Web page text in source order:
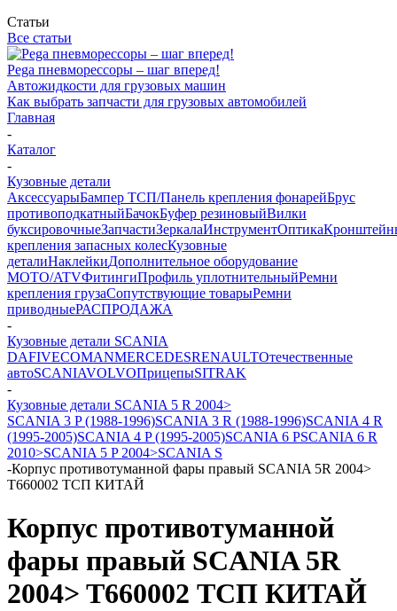
Статьи
Все статьи
Pega пневморессоры – шаг вперед!
Автожидкости для грузовых машин
Как выбрать запчасти для грузовых автомобилей
Главная
-
Каталог
-
Кузовные детали
АксессуарыБампер ТСП/Панель крепления фонарейБрус
противоподкатныйБачокБуфер резиновыйВилки
буксировочныеЗапчастиЗеркалаИнструментОптика
крепления запасных колесКузовные
деталиНаклейкиДополнительное оборудование
MOTO/ATVФитингиПрофиль уплотнительныйРемни
крепления грузаСопутствующие товарыРемни
приводныеРАСПРОДАЖА
-
Кузовные детали SCANIA
DAFIVECOMANMERCEDESRENAULTОтечественные
автоSCANIAVOLVOПрицепыSITRAK
-
Кузовные детали SCANIA 5 R 2004>
SCANIA 3 P (1988-1996)SCANIA 3 R (1988-1996)SCANIA 4 R
(1995-2005)SCANIA 4 P (1995-2005)SCANIA 6 PSCANIA 6 R
2010>SCANIA 5 P 2004>SCANIA S
-Корпус противотуманной фары правый SCANIA 5R 2004>
T660002 ТСП КИТАЙ
Корпус противотуманной
фары правый SCANIA 5R
2004> T660002 ТСП КИТАЙ